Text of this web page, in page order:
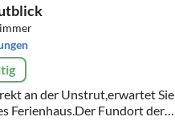
an der Unstrut,erwartet Sie